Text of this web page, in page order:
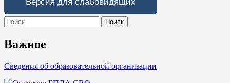
Search
for:
Важное
Сведения об образовательной организации